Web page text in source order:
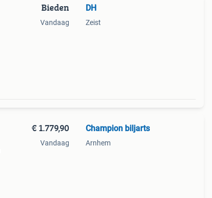
Bieden
Vandaag
DH
Zeist
€ 1.779,90
Vandaag
Champion biljarts
Arnhem